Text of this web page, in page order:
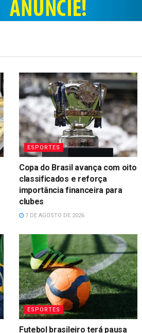
ESPORTES
Copa do Brasil avança com oito
classificados e reforça
importância financeira para
clubes
7 DE AGOSTO DE 2026
ESPORTES
Futebol brasileiro terá pausa